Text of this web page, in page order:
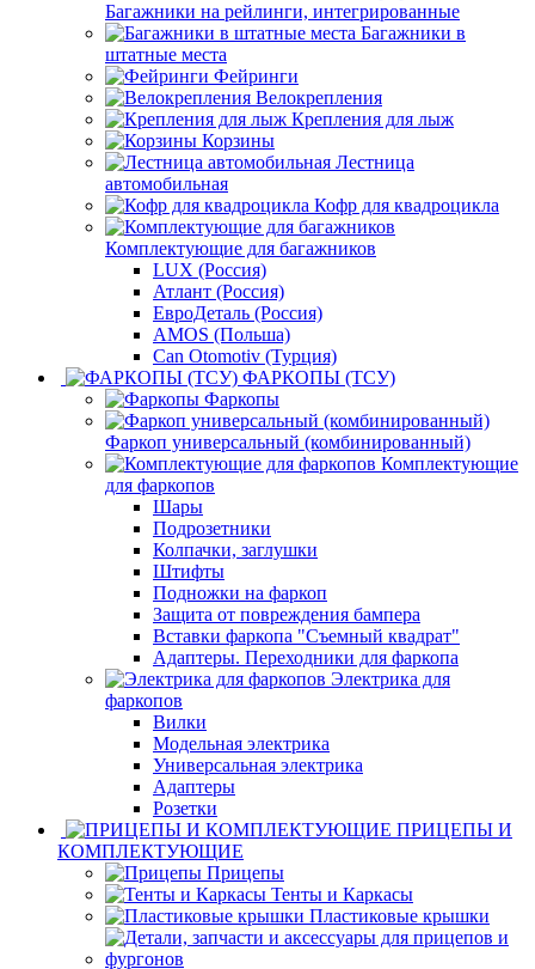
Багажники на рейлинги, интегрированные
Багажники в
штатные места
Фейринги
Велокрепления
Крепления для лыж
Корзины
Лестница
автомобильная
Кофр для квадроцикла
Комплектующие для багажников
LUX (Россия)
Атлант (Россия)
ЕвроДеталь (Россия)
AMOS (Польша)
Can Otomotiv (Турция)
ФАРКОПЫ (ТСУ)
Фаркопы
Фаркоп универсальный (комбинированный)
Комплектующие
для фаркопов
Шары
Подрозетники
Колпачки, заглушки
Штифты
Подножки на фаркоп
Защита от повреждения бампера
Вставки фаркопа "Съемный квадрат"
Адаптеры. Переходники для фаркопа
Электрика для
фаркопов
Вилки
Модельная электрика
Универсальная электрика
Адаптеры
Розетки
ПРИЦЕПЫ И
КОМПЛЕКТУЮЩИЕ
Прицепы
Тенты и Каркасы
Пластиковые крышки